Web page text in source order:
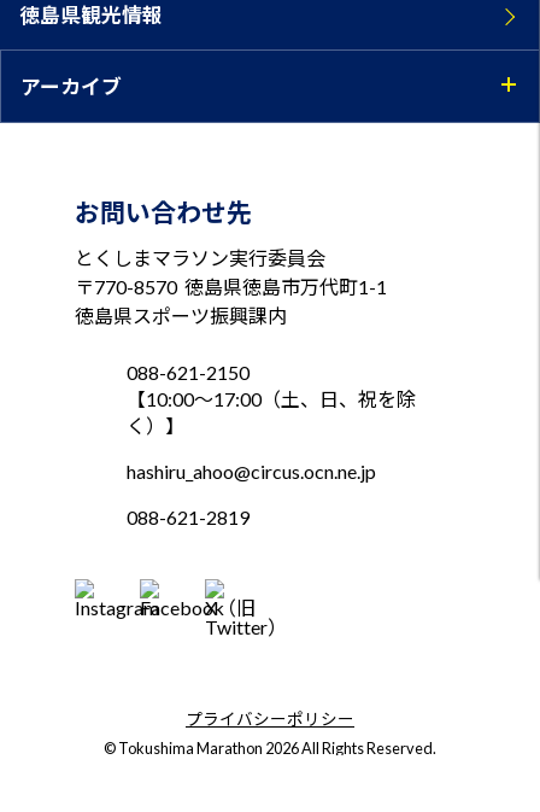
徳島県観光情報
アーカイブ
お問い合わせ先
とくしまマラソン実行委員会
〒770-8570 徳島県徳島市万代町1-1
徳島県スポーツ振興課内
088-621-2150
【10:00～17:00（土、日、祝を除
く）】
hashiru_ahoo@circus.ocn.ne.jp
088-621-2819
プライバシーポリシー
© Tokushima Marathon 2026 All Rights Reserved.